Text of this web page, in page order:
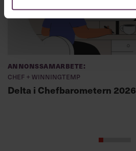
Annonssamarbete:
Chef + Winningtemp
Delta i Chefbarometern 2026